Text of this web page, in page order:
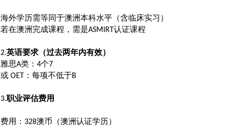
海外学历需等同于澳洲本科水平（含临床实习）
若在澳洲完成课程，需是ASMIRT认证课程
2.英语要求（过去两年内有效）
雅思A类： 4个7
或OET：每项不低于B
3.职业评估费用
费用： 328澳币（澳洲认证学历）